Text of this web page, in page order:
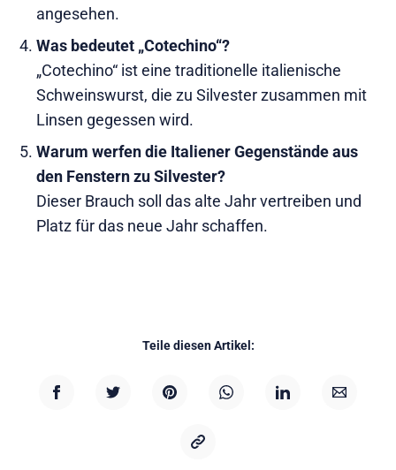
angesehen.
Was bedeutet „Cotechino“?
„Cotechino“ ist eine traditionelle italienische
Schweinswurst, die zu Silvester zusammen mit
Linsen gegessen wird.
Warum werfen die Italiener Gegenstände aus
den Fenstern zu Silvester?
Dieser Brauch soll das alte Jahr vertreiben und
Platz für das neue Jahr schaffen.
Teile diesen Artikel: